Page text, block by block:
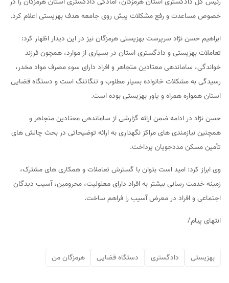
خصوص مساعدت و رفع مشکلات پیش روی جامعه هدف بهزیستی اعلام کرد.
ابراهیم حسن نژاد سرپرست بهزیستی هرمزگان نیز در این دیدار اظهار کرد:
تعاملات بهزیستی و دادگستری استان در بسیاری از موارد، همچون فرزند
خواندگی، ساماندهی معتادین متجاهر و افراد دارای سوء مصرف مواد مخدر،
رسیدگی به مشکلات خانواده بسیار مطلوب و تنگاتنگ است و دستگاه قضایی
استان همواره همراه و یاور بهزیستی بوده است.
حسن نژاد در ادامه ضمن ارائه گزارشی از ساماندهی معتادین متجاهر و
همچنین نیازمندی های مراکز نگهداری به ارائه توضیحاتی در بحث چالش های
تأمین مسکن مددجویان پرداخت.
وی ابراز کرد: امید است بتوان با گسترش تعاملات و همکاری های مشترک،
زمینه خدمت رسانی بیشتر به افراد دارای معلولیت، محرومین، آسیب دیدگان
اجتماعی و افراد در معرض آسیب را فراهم ساخت.
انتهای پیام/
بهزیستی دادگستری دستگاه قضایی هرمزگان من